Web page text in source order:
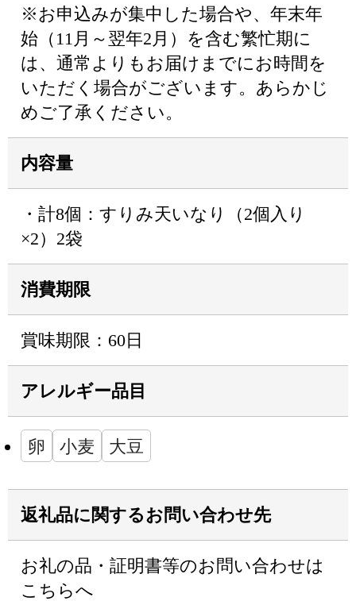
※お申込みが集中した場合や、年末年
始（11月～翌年2月）を含む繁忙期に
は、通常よりもお届けまでにお時間を
いただく場合がございます。あらかじ
めご了承ください。
内容量
・計8個：すりみ天いなり（2個入り
×2）2袋
消費期限
賞味期限：60日
アレルギー品目
卵 小麦 大豆
返礼品に関するお問い合わせ先
お礼の品・証明書等のお問い合わせは
こちらへ